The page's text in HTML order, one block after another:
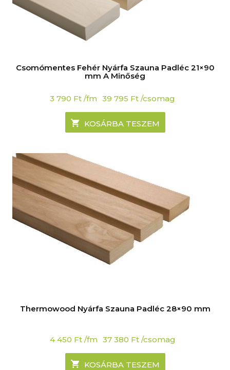
Csomómentes Fehér Nyárfa Szauna Padléc 21×90
mm A Minőség
3 790 Ft /fm 39 795 Ft /csomag
KOSÁRBA TESZEM
Thermowood Nyárfa Szauna Padléc 28×90 mm
4 450 Ft /fm 37 380 Ft /csomag
KOSÁRBA TESZEM